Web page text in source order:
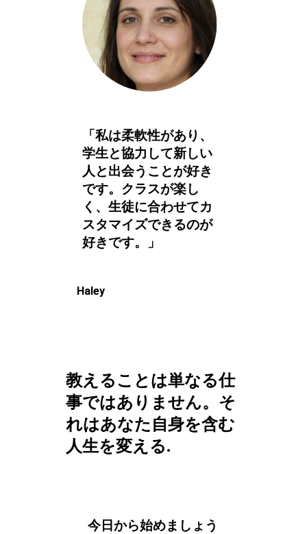
「私は柔軟性があり、
学生と協力して新しい
人と出会うことが好き
です。クラスが楽し
く、生徒に合わせてカ
スタマイズできるのが
好きです。」
Haley
教えることは単なる仕
事ではありません。そ
れはあなた自身を含む
人生を変える.
今日から始めましょう